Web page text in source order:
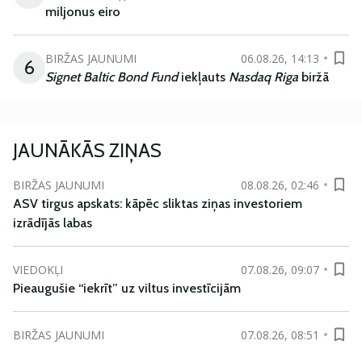
miljonus eiro
6 BIRŽAS JAUNUMI
06.08.26, 14:13
Signet Baltic Bond Fundiekļauts Nasdaq Riga biržā
JAUNĀKĀS ZIŅAS
BIRŽAS JAUNUMI
08.08.26, 02:46
ASV tirgus apskats: kāpēc sliktas ziņas investoriem
izrādījās labas
VIEDOKĻI
07.08.26, 09:07
Pieaugušie “iekrīt” uz viltus investīcijām
BIRŽAS JAUNUMI
07.08.26, 08:51